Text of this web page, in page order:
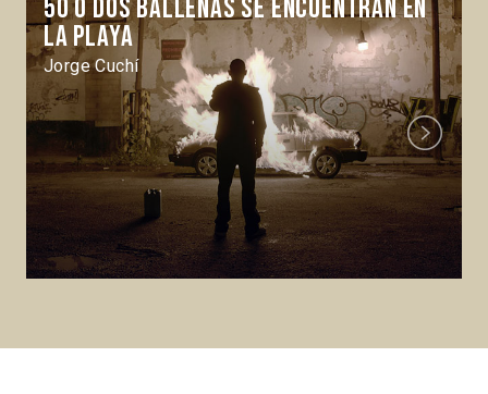
50 o dos ballenas se encuentran en
la playa
Jorge Cuchí
Next